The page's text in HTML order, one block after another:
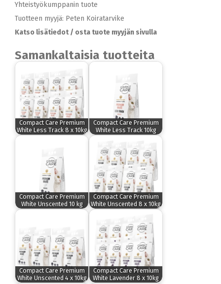
Yhteistyökumppanin tuote
Tuotteen myyjä: Peten Koiratarvike
Katso lisätiedot / osta tuote myyjän sivulla
Samankaltaisia tuotteita
Compact Care Premium
White Less Track 8 x 10kg
Compact Care Premium
White Less Track 10kg
Compact Care Premium
White Unscented 10 kg
Compact Care Premium
White Unscented 8 x 10kg
Compact Care Premium
White Unscented 4 x 10kg
Compact Care Premium
White Lavender 8 x 10kg